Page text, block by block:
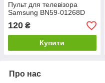
Пульт для телевізора
Samsung BN59-01268D
120 ₴
Купити
Про нас